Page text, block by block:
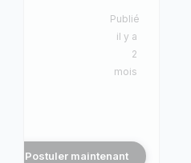
Publié
il y a
2
mois
Postuler maintenant